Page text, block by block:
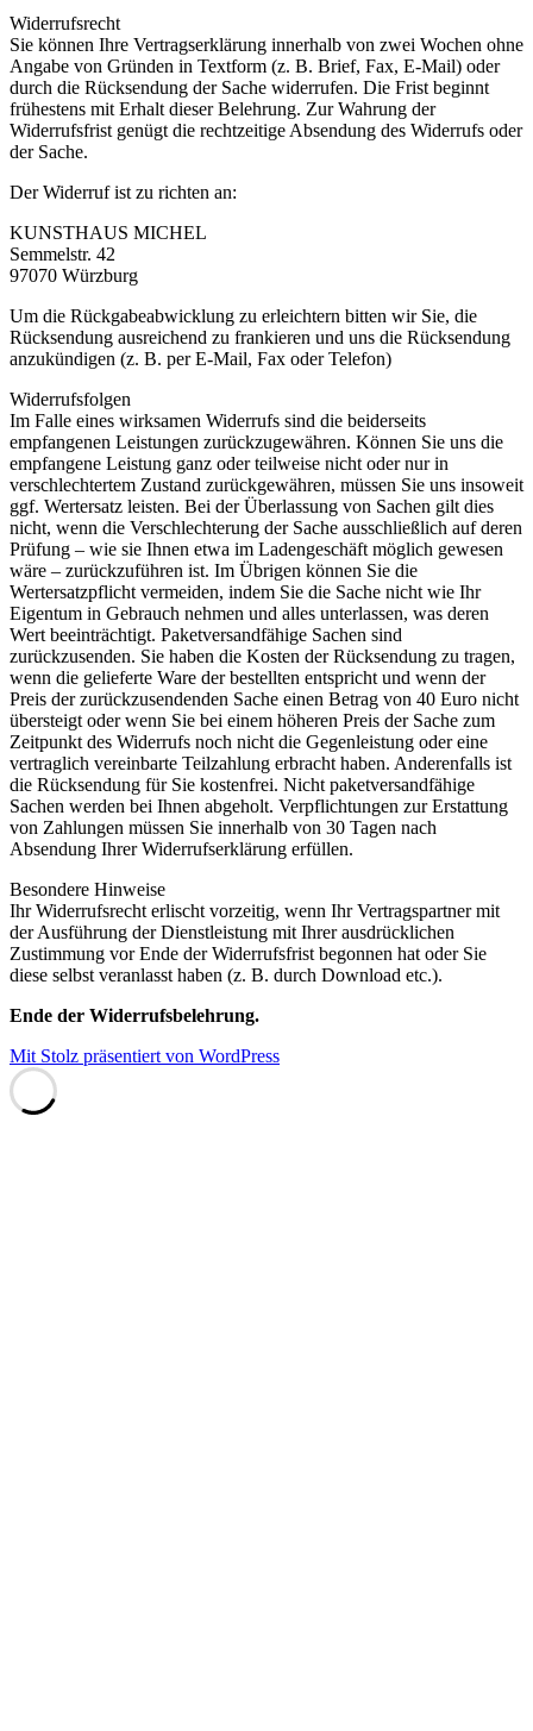
Widerrufsrecht
Sie können Ihre Vertragserklärung innerhalb von zwei Wochen ohne
Angabe von Gründen in Textform (z. B. Brief, Fax, E-Mail) oder
durch die Rücksendung der Sache widerrufen. Die Frist beginnt
frühestens mit Erhalt dieser Belehrung. Zur Wahrung der
Widerrufsfrist genügt die rechtzeitige Absendung des Widerrufs oder
der Sache.
Der Widerruf ist zu richten an:
KUNSTHAUS MICHEL
Semmelstr. 42
97070 Würzburg
Um die Rückgabeabwicklung zu erleichtern bitten wir Sie, die
Rücksendung ausreichend zu frankieren und uns die Rücksendung
anzukündigen (z. B. per E-Mail, Fax oder Telefon)
Widerrufsfolgen
Im Falle eines wirksamen Widerrufs sind die beiderseits
empfangenen Leistungen zurückzugewähren. Können Sie uns die
empfangene Leistung ganz oder teilweise nicht oder nur in
verschlechtertem Zustand zurückgewähren, müssen Sie uns insoweit
ggf. Wertersatz leisten. Bei der Überlassung von Sachen gilt dies
nicht, wenn die Verschlechterung der Sache ausschließlich auf deren
Prüfung – wie sie Ihnen etwa im Ladengeschäft möglich gewesen
wäre – zurückzuführen ist. Im Übrigen können Sie die
Wertersatzpflicht vermeiden, indem Sie die Sache nicht wie Ihr
Eigentum in Gebrauch nehmen und alles unterlassen, was deren
Wert beeinträchtigt. Paketversandfähige Sachen sind
zurückzusenden. Sie haben die Kosten der Rücksendung zu tragen,
wenn die gelieferte Ware der bestellten entspricht und wenn der
Preis der zurückzusendenden Sache einen Betrag von 40 Euro nicht
übersteigt oder wenn Sie bei einem höheren Preis der Sache zum
Zeitpunkt des Widerrufs noch nicht die Gegenleistung oder eine
vertraglich vereinbarte Teilzahlung erbracht haben. Anderenfalls ist
die Rücksendung für Sie kostenfrei. Nicht paketversandfähige
Sachen werden bei Ihnen abgeholt. Verpflichtungen zur Erstattung
von Zahlungen müssen Sie innerhalb von 30 Tagen nach
Absendung Ihrer Widerrufserklärung erfüllen.
Besondere Hinweise
Ihr Widerrufsrecht erlischt vorzeitig, wenn Ihr Vertragspartner mit
der Ausführung der Dienstleistung mit Ihrer ausdrücklichen
Zustimmung vor Ende der Widerrufsfrist begonnen hat oder Sie
diese selbst veranlasst haben (z. B. durch Download etc.).
Ende der Widerrufsbelehrung.
Mit Stolz präsentiert von WordPress